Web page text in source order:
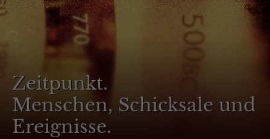
Zeitpunkt.
Menschen, Schicksale und
Ereignisse.